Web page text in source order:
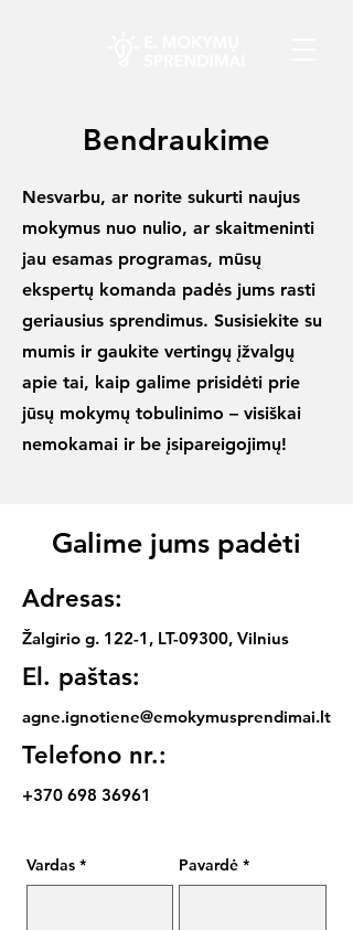
Bendraukime
Nesvarbu, ar norite sukurti naujus
mokymus nuo nulio, ar skaitmeninti
jau esamas programas, mūsų
ekspertų komanda padės jums rasti
geriausius sprendimus. Susisiekite su
mumis ir gaukite vertingų įžvalgų
apie tai, kaip galime prisidėti prie
jūsų mokymų tobulinimo – visiškai
nemokamai ir be įsipareigojimų!
Galime jums padėti
Adresas:
Žalgirio g. 122-1, LT-09300, Vilnius
El. paštas:
agne.ignotiene@emokymusprendimai.lt
Telefono nr.:
+370 698 36961
Vardas * Pavardė *